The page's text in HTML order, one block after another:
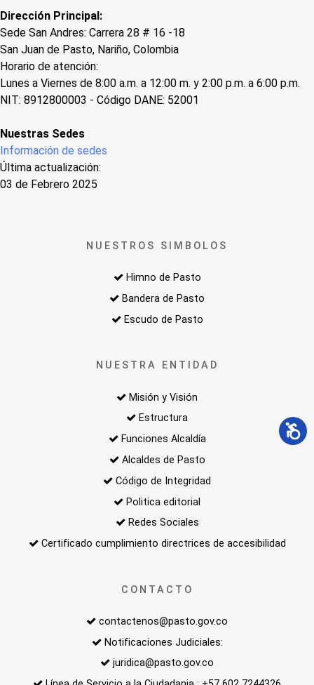
Dirección Principal:
Sede San Andres: Carrera 28 # 16 -18
San Juan de Pasto, Nariño, Colombia
Horario de atención:
Lunes a Viernes de 8:00 a.m. a 12:00 m. y 2:00 p.m. a 6:00 p.m.
NIT: 8912800003 - Código DANE: 52001
Nuestras Sedes
Información de sedes
Última actualización:
03 de Febrero 2025
NUESTROS SIMBOLOS
Himno de Pasto
Bandera de Pasto
Escudo de Pasto
NUESTRA ENTIDAD
Misión y Visión
Estructura
Funciones Alcaldía
Alcaldes de Pasto
Código de Integridad
Politica editorial
Redes Sociales
Certificado cumplimiento directrices de accesibilidad
CONTACTO
contactenos@pasto.gov.co
Notificaciones Judiciales:
juridica@pasto.gov.co